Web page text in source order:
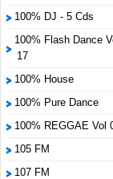
100% DJ - 5 Cds
100% Flash Dance
17
100% House
100% Pure Dance
100% REGGAE Vol
105 FM
107 FM